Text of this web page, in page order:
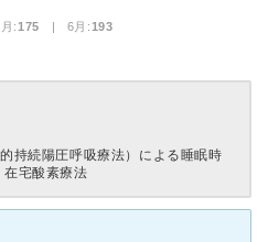
:175 | 6月:193
持続陽圧呼吸療法）による睡眠時
宅酸素療法